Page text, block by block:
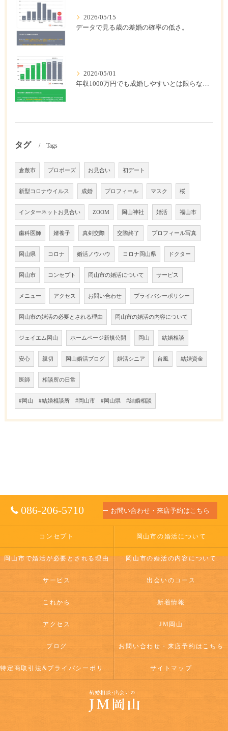
2026/05/15
データで見る歳の差婚の確率の低さ。
2026/05/01
年収1000万円でも成婚しやすいとは限らない? 「年収帯別の成婚率」のリアル
タグ Tags
倉敷市 プロポーズ お見合い 初デート
新型コロナウイルス 成婚 プロフィール マスク 桜
インターネットお見合い ZOOM 岡山神社 婚活 福山市
歯科医師 婿養子 真剣交際 交際終了 プロフィール写真
岡山県 コロナ 婚活ノウハウ コロナ岡山県 ドクター
岡山市 コンセプト 岡山市の婚活について サービス
メニュー アクセス お問い合わせ プライバシーポリシー
岡山市の婚活の必要とされる理由 岡山市の婚活の内容について
ジェイエム岡山 ホームページ新規公開 岡山 結婚相談
安心 親切 岡山婚活ブログ 婚活シニア 台風 結婚資金
医師 相談所の日常
#岡山 #結婚相談所 #岡山市 #岡山県 #結婚相談
086-206-5710 お問い合わせ・来店予約はこちら
コンセプト 岡山市の婚活について
岡山市で婚活が必要とされる理由 岡山市の婚活の内容について
サービス 出会いのコース
これから 新着情報
アクセス JM岡山
ブログ お問い合わせ・来店予約はこちら
特定商取引法&プライバシーポリシー サイトマップ